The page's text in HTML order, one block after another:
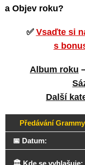
a Objev roku?
✅ Vsaďte si
s
Album roku
Další
Předávání
📅 Datum:
🏛️ Kde se vyhlašuje: